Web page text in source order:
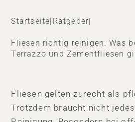
Startseite Ratgeber
Fliesen richtig reinigen: Was
Terrazzo und Zementfliesen
Fliesen gelten zurecht als
Trotzdem braucht nicht